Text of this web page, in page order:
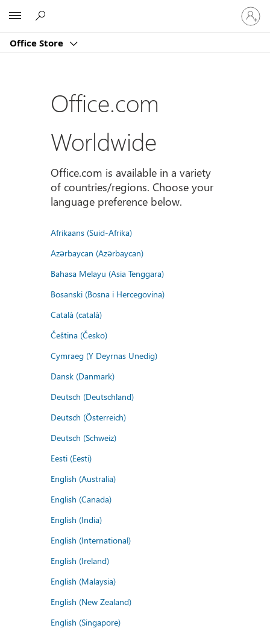
Office Store
Sign
in
to
account
Office.com
Worldwide
Office.com is available in a variety
of countries/regions. Choose your
language preference below.
Afrikaans (Suid-Afrika)
Azərbaycan (Azərbaycan)
Bahasa Melayu (Asia Tenggara)
Bosanski (Bosna i Hercegovina)
Català (català)
Čeština (Česko)
Cymraeg (Y Deyrnas Unedig)
Dansk (Danmark)
Deutsch (Deutschland)
Deutsch (Österreich)
Deutsch (Schweiz)
Eesti (Eesti)
English (Australia)
English (Canada)
English (India)
English (International)
English (Ireland)
English (Malaysia)
English (New Zealand)
English (Singapore)